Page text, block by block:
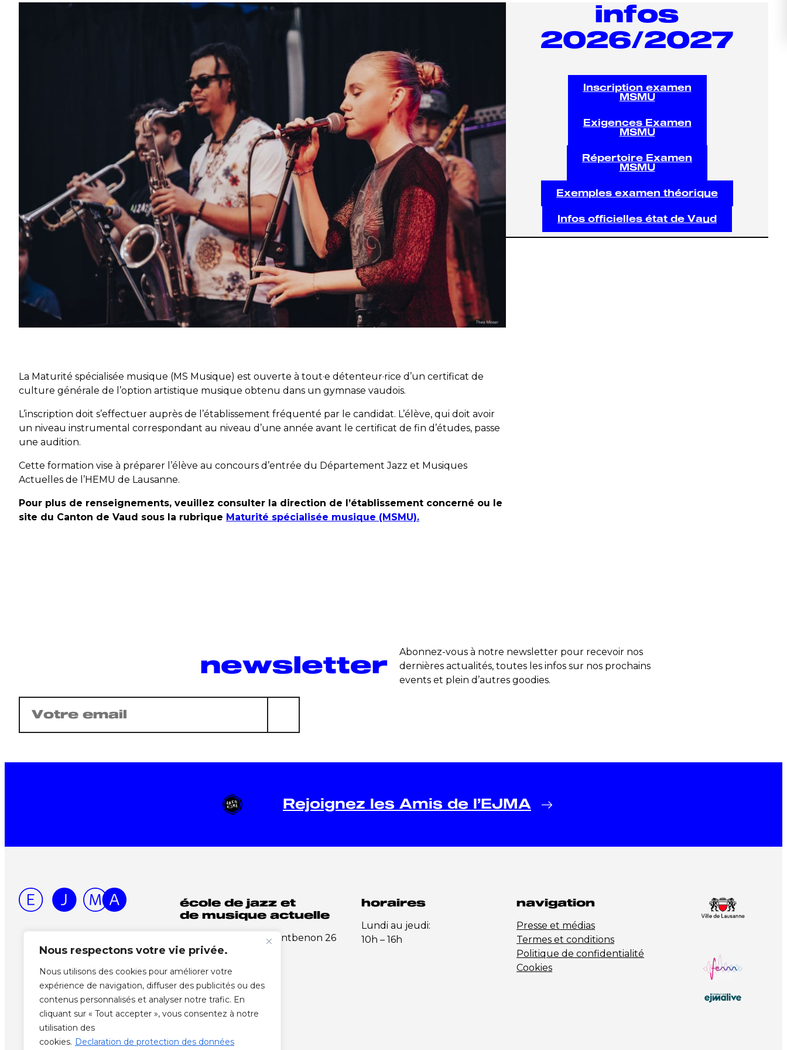
Nous respectons votre vie privée.
Nous utilisons des cookies pour améliorer votre
expérience de navigation, diffuser des publicités ou des
contenus personnalisés et analyser notre trafic. En
cliquant sur « Tout accepter », vous consentez à notre
utilisation des
cookies. Declaration de protection des données
La Maturité spécialisée musique (MS Musique) est ouverte à tout·e détenteur·rice d’un certificat de
culture générale de l’option artistique musique obtenu dans un gymnase vaudois.
L’inscription doit s’effectuer auprès de l’établissement fréquenté par le candidat. L’élève, qui doit avoir
un niveau instrumental correspondant au niveau d’une année avant le certificat de fin d’études, passe
une audition.
Cette formation vise à préparer l’élève au concours d’entrée du Département Jazz et Musiques
Actuelles de l’HEMU de Lausanne.
Pour plus de renseignements, veuillez consulter la direction de l’établissement concerné ou le
site du Canton de Vaud sous la rubrique Maturité spécialisée musique (MSMU).
infos
2026/2027
Inscription examen
MSMU
Exigences Examen
MSMU
Répertoire Examen
MSMU
Exemples examen théorique
Infos officielles état de Vaud
newsletter
Abonnez-vous à notre newsletter pour recevoir nos
dernières actualités, toutes les infos sur nos prochains
events et plein d’autres goodies.
mail
(Nécessaire)
Rejoignez les Amis de l’EJMA
école de jazz et
de musique actuelle
Rue des Côtes-de-Montbenon 26
1003 Lausanne
+41 21 341 72 00
info@ejma.ch
InstagramFacebook Vimeo YouTube SoundCloud
horaires
Lundi au jeudi:
10h – 16h
navigation
Presse et médias
Termes et conditions
Politique de confidentialité
Cookies